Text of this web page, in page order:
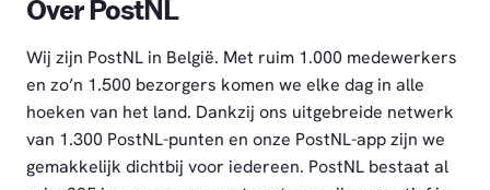
Over PostNL
Wij zijn PostNL in België. Met ruim 1.000 medewerkers
en zo’n 1.500 bezorgers komen we elke dag in alle
hoeken van het land. Dankzij ons uitgebreide netwerk
van 1.300 PostNL-punten en onze PostNL-app zijn we
gemakkelijk dichtbij voor iedereen. PostNL bestaat al